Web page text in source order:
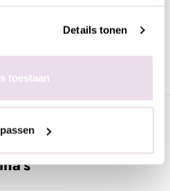
Details tonen
toestaan
Gel zodat deze vast zitten tot